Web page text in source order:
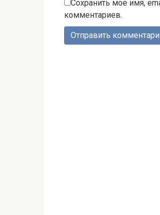
Сохранить моё имя,
комментариев.